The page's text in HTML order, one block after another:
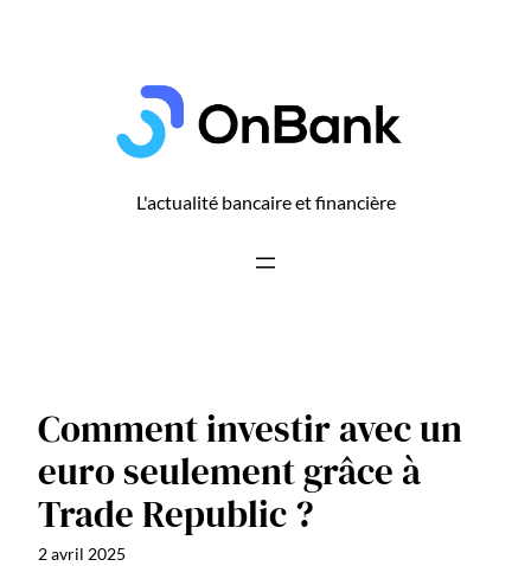
L'actualité bancaire et financière
Comment investir avec un
euro seulement grâce à
Trade Republic ?
2 avril 2025